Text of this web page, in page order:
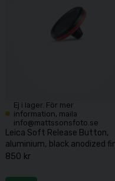
Ej i lager. För mer
information, maila
info@mattssonsfoto.se
Leica Soft Release Button,
aluminium, black anodized
(19671)
850 kr